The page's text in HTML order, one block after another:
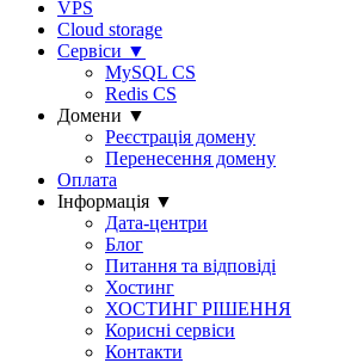
VPS
Cloud storage
Сервіси ▼
MySQL CS
Redis CS
Домени ▼
Реєстрація домену
Перенесення домену
Оплата
Інформація ▼
Дата-центри
Блог
Питання та відповіді
Хостинг
ХОСТИНГ РІШЕННЯ
Корисні сервіси
Контакти